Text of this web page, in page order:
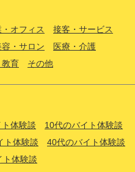
オフィス
接客・サービス
容・サロン
医療・介護
教育 その他
体験談
10代のバイト体験談
ト体験談
40代のバイト体験談
ト体験談